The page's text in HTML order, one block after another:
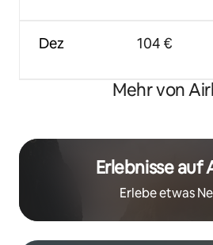
Dez 104 €
Mehr von
Erlebnisse auf
Erlebe etwas